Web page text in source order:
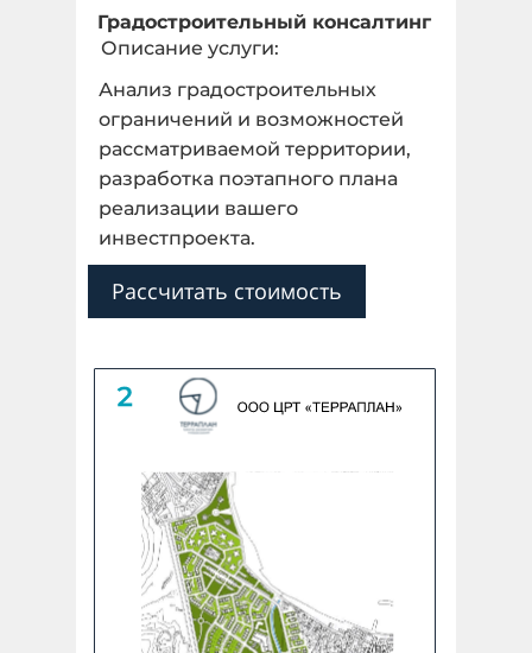
Количество:
Назад
Градостроительный консалтинг
Описание услуги:
Анализ градостроительных
ограничений и возможностей
рассматриваемой территории,
разработка поэтапного плана
реализации вашего
инвестпроекта.
Рассчитать стоимость